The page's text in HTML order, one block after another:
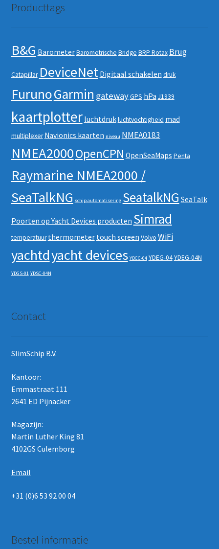
Producttags
B&G BarometerBarometrische Bridge BRP Rotax Brug
Catapillar DeviceNet Digitaal schakelen druk
FurunoGarmin gatewayGPS hPa J1939
kaartplotter luchtdrukluchtvochtigheid mad
multiplexer Navionics kaarten niveau NMEA0183
NMEA2000OpenCPN OpenSeaMaps Penta
Raymarine NMEA2000 /
SeaTalkNG schip automatisering SeatalkNG SeaTalk
Poorten op Yacht Devices producten Simrad
temperatuur thermometer touch screen Volvo WiFi
yachtdyacht devices YDCC-04 YDEG-04YDEG-04N
YDGS-01 YDSC-04N
Contact
SlimSchip B.V.
Kantoor:
Emmastraat 111
2641 ED Pijnacker
Magazijn:
Martin Luther King 81
4102GS Culemborg
Email
+31 (0)6 53 92 00 04
Bestel informatie